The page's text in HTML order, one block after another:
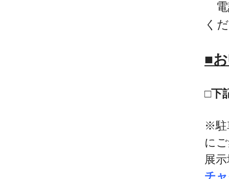
電
く
■
□下
※駐
に
展
チ